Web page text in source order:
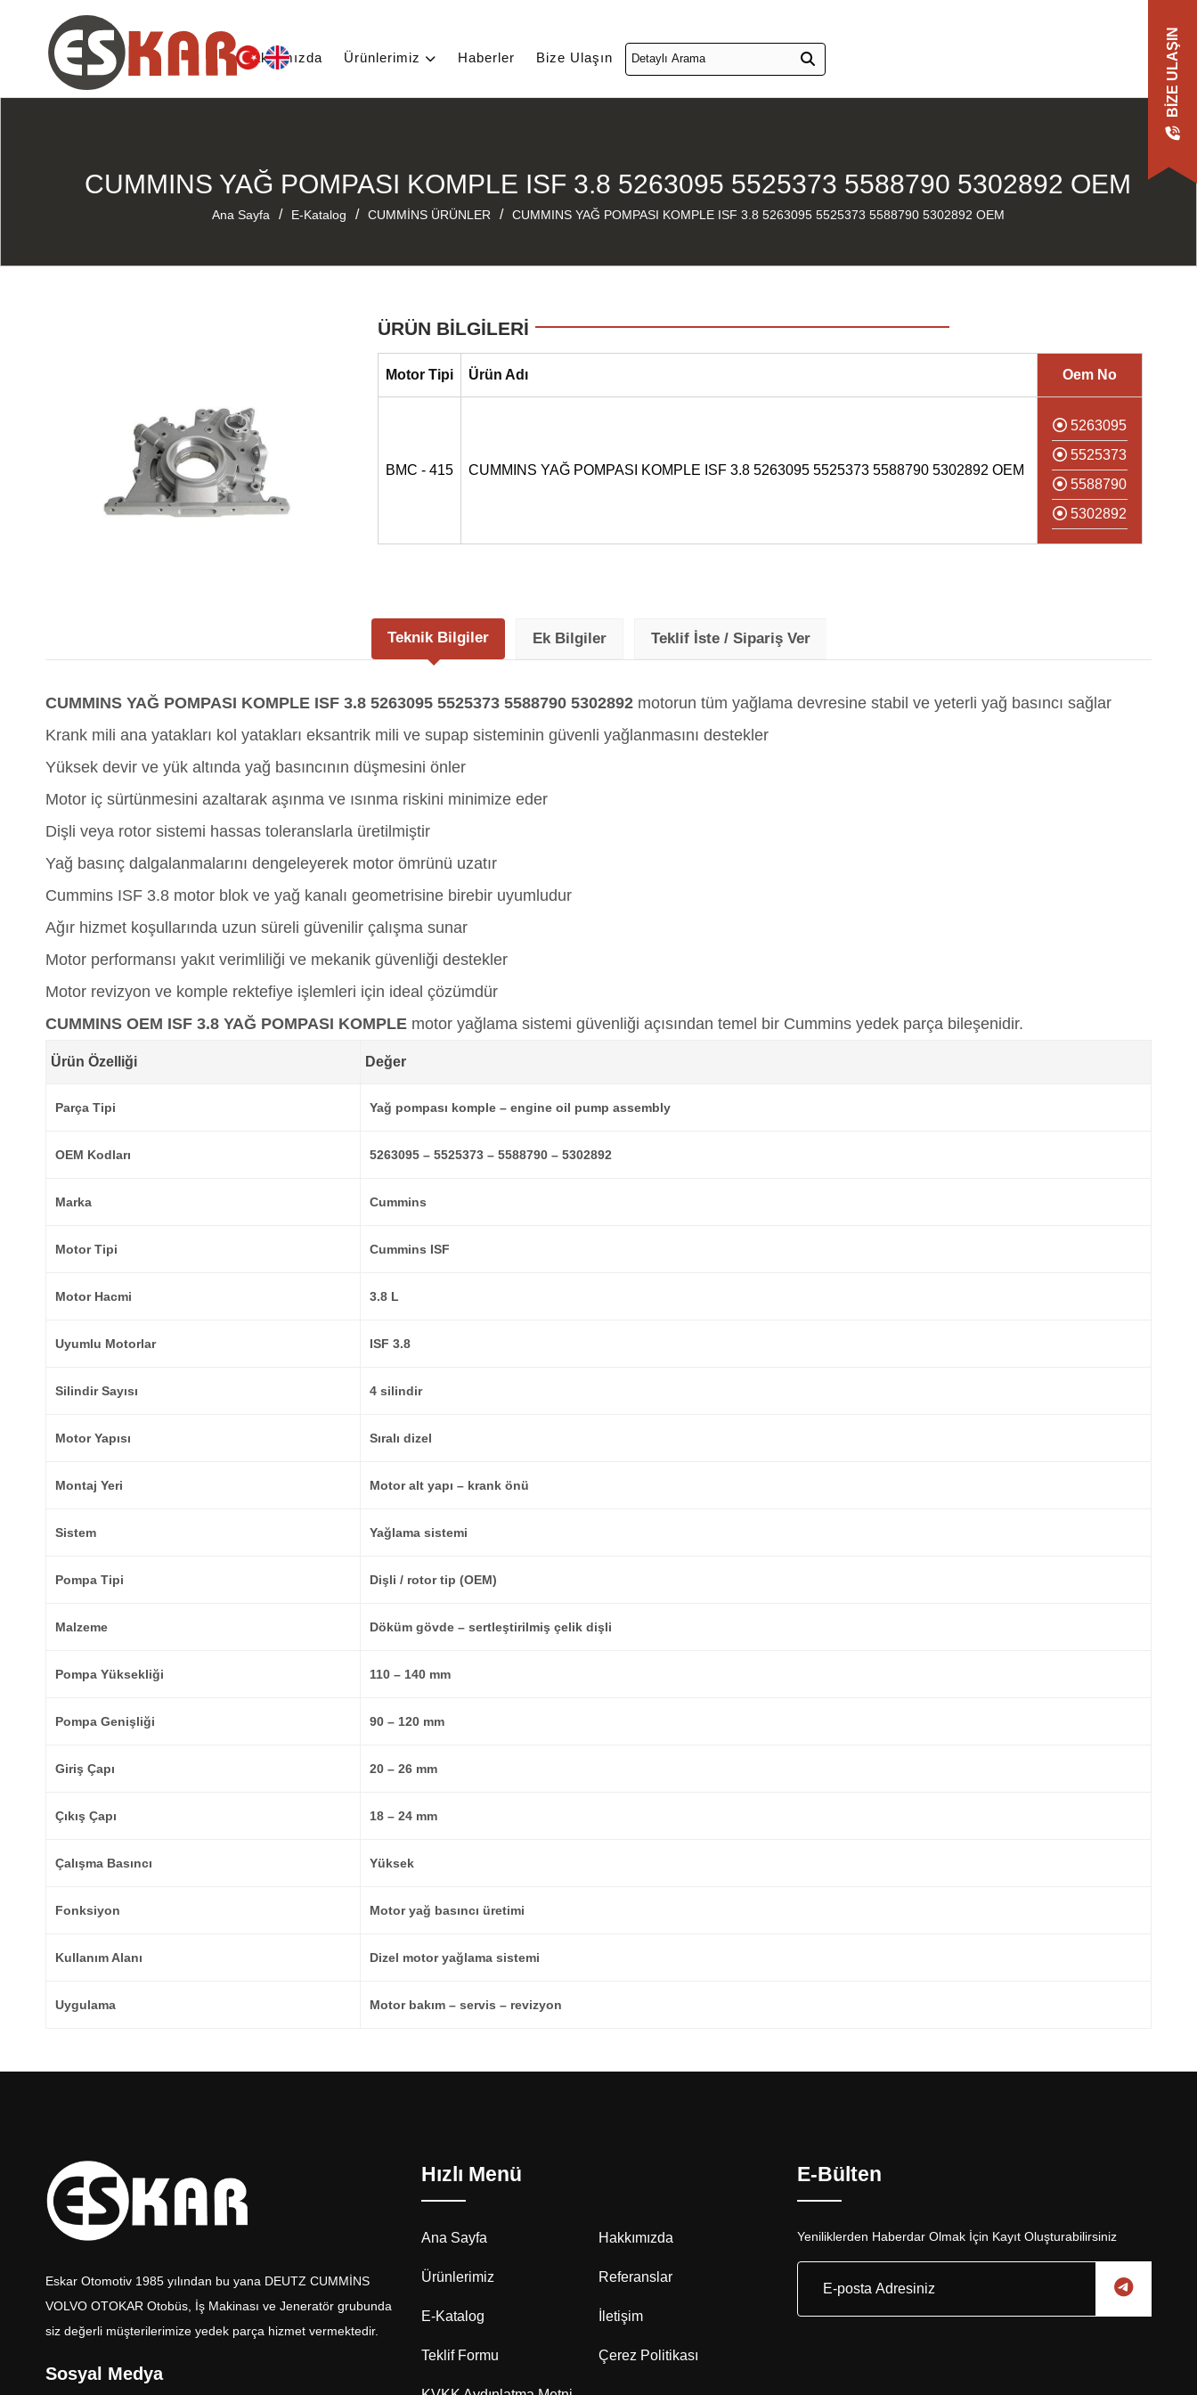
Hakkımızda Ürünlerimiz Haberler Bize Ulaşın BIZE ULAŞIN
CUMMINS YAĞ POMPASI KOMPLE ISF 3.8 5263095 5525373 5588790 5302892 OEM
Ana Sayfa / E-Katalog / CUMMİNS ÜRÜNLER / CUMMINS YAĞ POMPASI KOMPLE ISF 3.8 5263095 5525373 5588790 5302892 OEM
ÜRÜN BİLGİLERİ
Motor Tipi Ürün Adı Oem No
BMC - 415 CUMMINS YAĞ POMPASI KOMPLE ISF 3.8 5263095 5525373 5588790 5302892 OEM
5263095
5525373
5588790
5302892
Teknik Bilgiler Ek Bilgiler Teklif İste / Sipariş Ver
CUMMINS YAĞ POMPASI KOMPLE ISF 3.8 5263095 5525373 5588790 5302892 motorun tüm yağlama devresine stabil ve yeterli yağ basıncı sağlar
Krank mili ana yatakları kol yatakları eksantrik mili ve supap sisteminin güvenli yağlanmasını destekler
Yüksek devir ve yük altında yağ basıncının düşmesini önler
Motor iç sürtünmesini azaltarak aşınma ve ısınma riskini minimize eder
Dişli veya rotor sistemi hassas toleranslarla üretilmiştir
Yağ basınç dalgalanmalarını dengeleyerek motor ömrünü uzatır
Cummins ISF 3.8 motor blok ve yağ kanalı geometrisine birebir uyumludur
Ağır hizmet koşullarında uzun süreli güvenilir çalışma sunar
Motor performansı yakıt verimliliği ve mekanik güvenliği destekler
Motor revizyon ve komple rektefiye işlemleri için ideal çözümdür
CUMMINS OEM ISF 3.8 YAĞ POMPASI KOMPLE motor yağlama sistemi güvenliği açısından temel bir Cummins yedek parça bileşenidir.
Ürün Özelliği Değer
Parça Tipi Yağ pompası komple – engine oil pump assembly
OEM Kodları 5263095 – 5525373 – 5588790 – 5302892
Marka Cummins
Motor Tipi Cummins ISF
Motor Hacmi 3.8 L
Uyumlu Motorlar ISF 3.8
Silindir Sayısı 4 silindir
Motor Yapısı Sıralı dizel
Montaj Yeri Motor alt yapı – krank önü
Sistem Yağlama sistemi
Pompa Tipi Dişli / rotor tip (OEM)
Malzeme Döküm gövde – sertleştirilmiş çelik dişli
Pompa Yüksekliği 110 – 140 mm
Pompa Genişliği 90 – 120 mm
Giriş Çapı 20 – 26 mm
Çıkış Çapı 18 – 24 mm
Çalışma Basıncı Yüksek
Fonksiyon Motor yağ basıncı üretimi
Kullanım Alanı Dizel motor yağlama sistemi
Uygulama Motor bakım – servis – revizyon
Eskar Otomotiv 1985 yılından bu yana DEUTZ CUMMİNS
VOLVO OTOKAR Otobüs, İş Makinası ve Jeneratör grubunda
siz değerli müşterilerimize yedek parça hizmet vermektedir.
Sosyal Medya
Hızlı Menü
Ana Sayfa Hakkımızda
Ürünlerimiz Referanslar
E-Katalog İletişim
Teklif Formu Çerez Politikası
E-Bülten
Yeniliklerden Haberdar Olmak İçin Kayıt Oluşturabilirsiniz